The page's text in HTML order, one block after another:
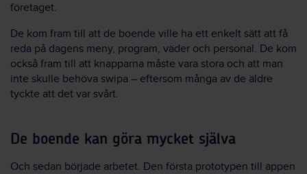
företaget.
De kom fram till att de boende ville ha ett enkelt sätt att få
reda på dagens meny, program, väder och personal. De kom
också fram till att knapparna måste vara stora och att man
inte skulle behöva swipa – eftersom många av de äldre
tyckte att det var svårt.
De boende kan göra mycket själva
Och sedan började arbetet. Den första prototypen till appen